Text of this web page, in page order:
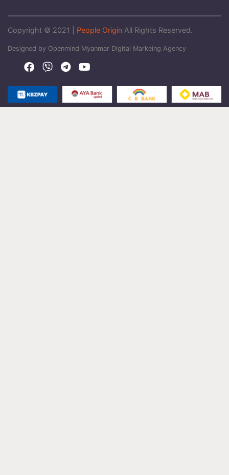
Copyright © 2021 | People Origin All Rights Reserved.
Designed by Openmind Myanmar Digital Markeing Agency